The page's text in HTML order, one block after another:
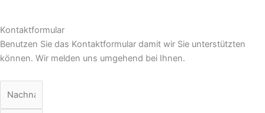
Kontaktformular
Benutzen Sie das Kontaktformular damit wir Sie unterstützten
können. Wir melden uns umgehend bei Ihnen.